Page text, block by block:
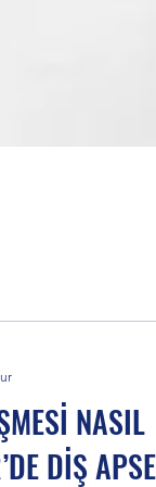
(Diş Teli)
NASIL
DİŞ